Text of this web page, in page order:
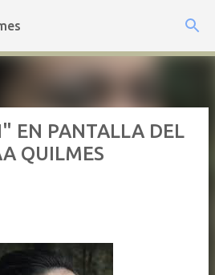
principal
EN PANTALLA DEL
QUILMES